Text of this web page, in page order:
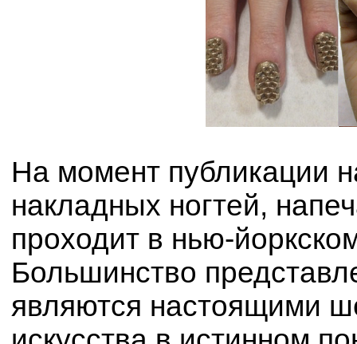
На момент публикации
накладных ногтей,
проходит в нью-
Большинство
являются настоящими